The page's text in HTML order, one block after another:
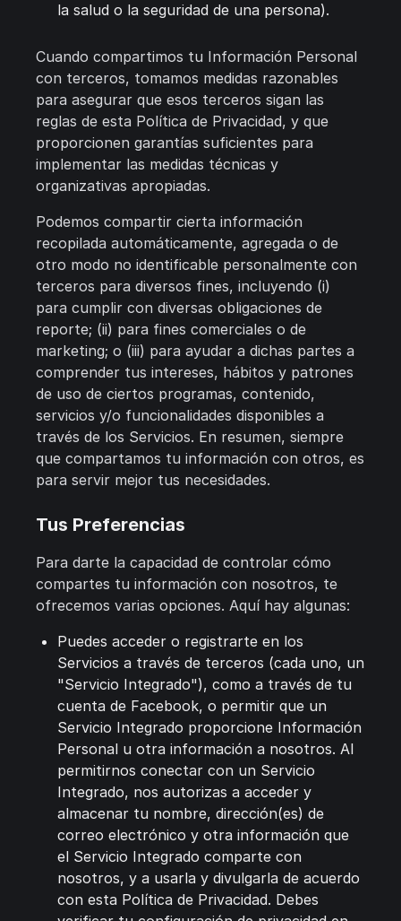
la salud o la seguridad de una persona).
Cuando compartimos tu Información Personal
con terceros, tomamos medidas razonables
para asegurar que esos terceros sigan las
reglas de esta Política de Privacidad, y que
proporcionen garantías suficientes para
implementar las medidas técnicas y
organizativas apropiadas.
Podemos compartir cierta información
recopilada automáticamente, agregada o de
otro modo no identificable personalmente con
terceros para diversos fines, incluyendo (i)
para cumplir con diversas obligaciones de
reporte; (ii) para fines comerciales o de
marketing; o (iii) para ayudar a dichas partes a
comprender tus intereses, hábitos y patrones
de uso de ciertos programas, contenido,
servicios y/o funcionalidades disponibles a
través de los Servicios. En resumen, siempre
que compartamos tu información con otros, es
para servir mejor tus necesidades.
Tus Preferencias
Para darte la capacidad de controlar cómo
compartes tu información con nosotros, te
ofrecemos varias opciones. Aquí hay algunas:
Puedes acceder o registrarte en los
Servicios a través de terceros (cada uno, un
"Servicio Integrado"), como a través de tu
cuenta de Facebook, o permitir que un
Servicio Integrado proporcione Información
Personal u otra información a nosotros. Al
permitirnos conectar con un Servicio
Integrado, nos autorizas a acceder y
almacenar tu nombre, dirección(es) de
correo electrónico y otra información que
el Servicio Integrado comparte con
nosotros, y a usarla y divulgarla de acuerdo
con esta Política de Privacidad. Debes